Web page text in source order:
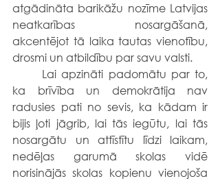
atgādināta barikāžu nozīme Latvijas
neatkarības nosargāšanā,
akcentējot tā laika tautas vienotību,
drosmi un atbildību par savu valsti.
ka brīvība un demokrātija nav
radusies pati no sevis, ka kādam ir
bijis ļoti jāgrib, lai tās iegūtu, lai tās
nosargātu un attīstītu līdzi laikam,
nedēļas garumā skolas vidē
norisinājās skolas kopienu vienojoša